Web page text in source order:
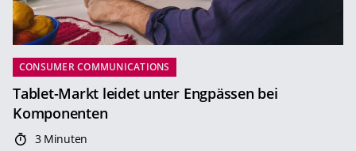
CONSUMER COMMUNICATIONS
Tablet-Markt leidet unter Engpässen bei
Komponenten
3 Minuten